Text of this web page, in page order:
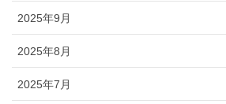
2025年9月
2025年8月
2025年7月